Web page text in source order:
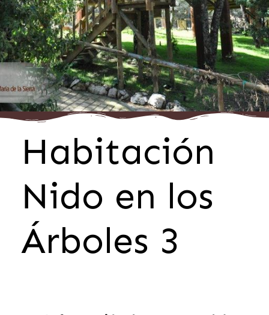
Habitación
Nido en los
Árboles 3